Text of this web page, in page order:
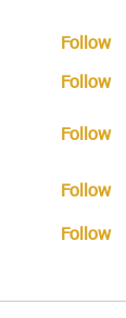
Follow
Follow
Follow
Follow
Follow